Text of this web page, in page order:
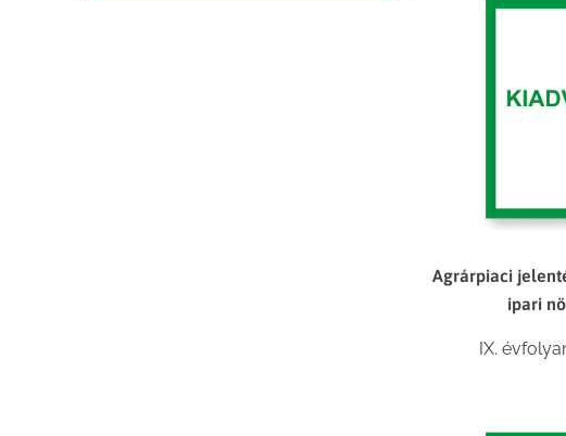
Agrárpiaci
ipari
IX.